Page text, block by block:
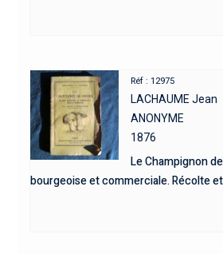
Réf : 12975
LACHAUME Jean
ANONYME
1876
Le Champignon
bourgeoise et commerciale. Récolte